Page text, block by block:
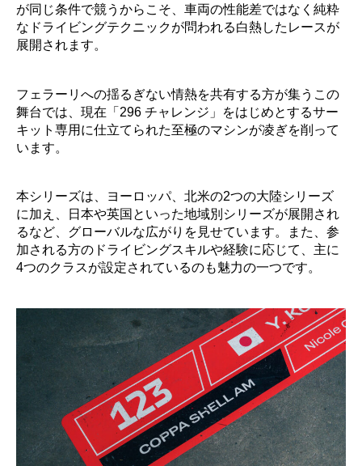
が同じ条件で競うからこそ、車両の性能差ではなく純粋
なドライビングテクニックが問われる白熱したレースが
展開されます。
フェラーリへの揺るぎない情熱を共有する方が集うこの
舞台では、現在「296 チャレンジ」をはじめとするサー
キット専用に仕立てられた至極のマシンが凌ぎを削って
います。
本シリーズは、ヨーロッパ、北米の2つの大陸シリーズ
に加え、日本や英国といった地域別シリーズが展開され
るなど、グローバルな広がりを見せています。また、参
加される方のドライビングスキルや経験に応じて、主に
4つのクラスが設定されているのも魅力の一つです。